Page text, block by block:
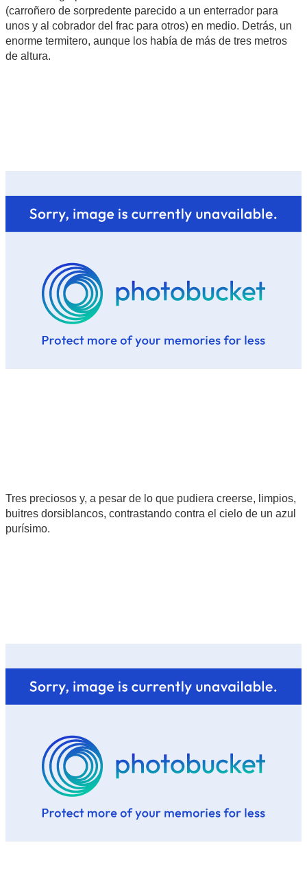
(carroñero de sorpredente parecido a un enterrador para
unos y al cobrador del frac para otros) en medio. Detrás, un
enorme termitero, aunque los había de más de tres metros
de altura.
Tres preciosos y, a pesar de lo que pudiera creerse, limpios,
buitres dorsiblancos, contrastando contra el cielo de un azul
purísimo.